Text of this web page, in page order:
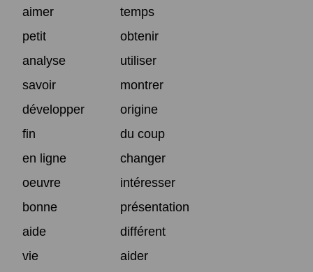
aimer
temps
petit
obtenir
analyse
utiliser
savoir
montrer
développer
origine
fin
du coup
en ligne
changer
oeuvre
intéresser
bonne
présentation
aide
différent
vie
aider